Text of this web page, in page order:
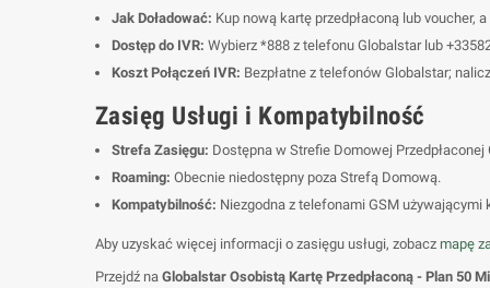
Jak Doładować: Kup nową kartę przedpłaconą lub voucher,
Dostęp do IVR: Wybierz *888 z telefonu Globalstar lub
Koszt Połączeń IVR: Bezpłatne z telefonów Globalstar;
Zasięg Usługi i Kompatybilność
Strefa Zasięgu: Dostępna w Strefie Domowej Przedpłaconej
Roaming: Obecnie niedostępny poza Strefą Domową.
Kompatybilność: Niezgodna z telefonami GSM używającymi
Aby uzyskać więcej informacji o zasięgu usługi, zobacz mapę
Przejdź na Globalstar Osobistą Kartę Przedpłaconą - Plan 50